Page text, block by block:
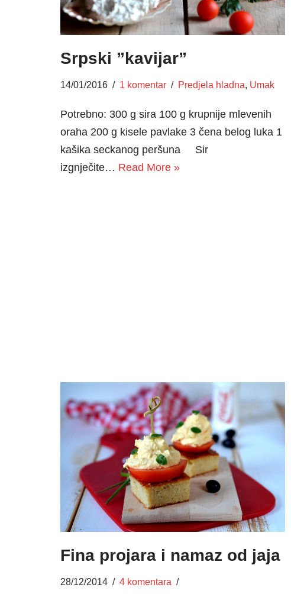
Srpski ”kavijar”
14/01/2016 1 komentar Predjela hladna, Umak
Potrebno: 300 g sira 100 g krupnije mlevenih
oraha 200 g kisele pavlake 3 čena belog luka 1
kašika seckanog peršuna Sir
izgnječite… Read More »
Fina projara i namaz od jaja
28/12/2014
4 komentara